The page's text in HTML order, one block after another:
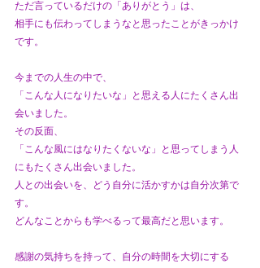
ただ言っているだけの「ありがとう」は、
相手にも伝わってしまうなと思ったことがきっかけ
です。
今までの人生の中で、
「こんな人になりたいな」と思える人にたくさん出
会いました。
その反面、
「こんな風にはなりたくないな」と思ってしまう人
にもたくさん出会いました。
人との出会いを、どう自分に活かすかは自分次第で
す。
どんなことからも学べるって最高だと思います。
感謝の気持ちを持って、自分の時間を大切にする